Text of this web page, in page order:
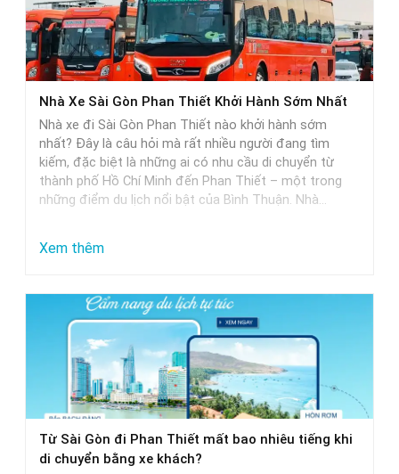
Phan
Thiết
Từ
Sài
Gòn
Khởi
Hành
Trễ
Nhất
Nhà Xe Sài Gòn Phan Thiết Khởi Hành Sớm Nhất
Nhà xe đi Sài Gòn Phan Thiết nào khởi hành sớm
nhất? Đây là câu hỏi mà rất nhiều người đang tìm
kiếm, đặc biệt là những ai có nhu cầu di chuyển từ
thành phố Hồ Chí Minh đến Phan Thiết – một trong
những điểm du lịch nổi bật của Bình Thuận. Nhà…
Xem thêm:
Xe
Sài
Gòn
Phan
Thiết
Khởi
Hành
Từ Sài Gòn đi Phan Thiết mất bao nhiêu tiếng khi
di chuyển bằng xe khách?